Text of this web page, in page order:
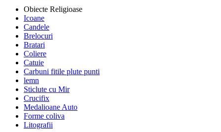
Obiecte Religioase
Icoane
Candele
Brelocuri
Bratari
Coliere
Catuie
Carbuni fitile plute punti
lemn
Sticlute cu Mir
Crucifix
Medalioane Auto
Forme coliva
Litografii